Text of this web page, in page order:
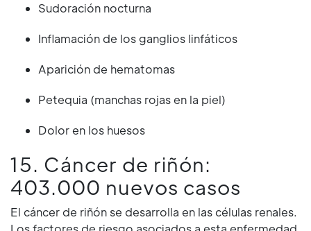
Sudoración nocturna
Inflamación de los ganglios linfáticos
Aparición de hematomas
Petequia (manchas rojas en la piel)
Dolor en los huesos
15. Cáncer de riñón:
403.000 nuevos casos
El cáncer de riñón se desarrolla en las células renales.